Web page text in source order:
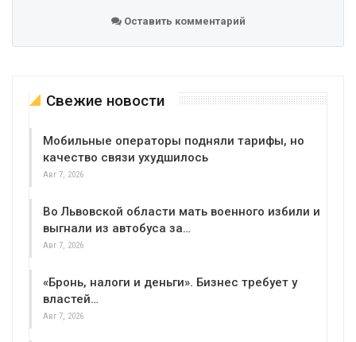
Оставить комментарий
Свежие новости
Мобильные операторы подняли тарифы, но
качество связи ухудшилось
Авг 7, 2026
Во Львовской области мать военного избили и
выгнали из автобуса за…
Авг 7, 2026
«Бронь, налоги и деньги». Бизнес требует у
властей…
Авг 7, 2026